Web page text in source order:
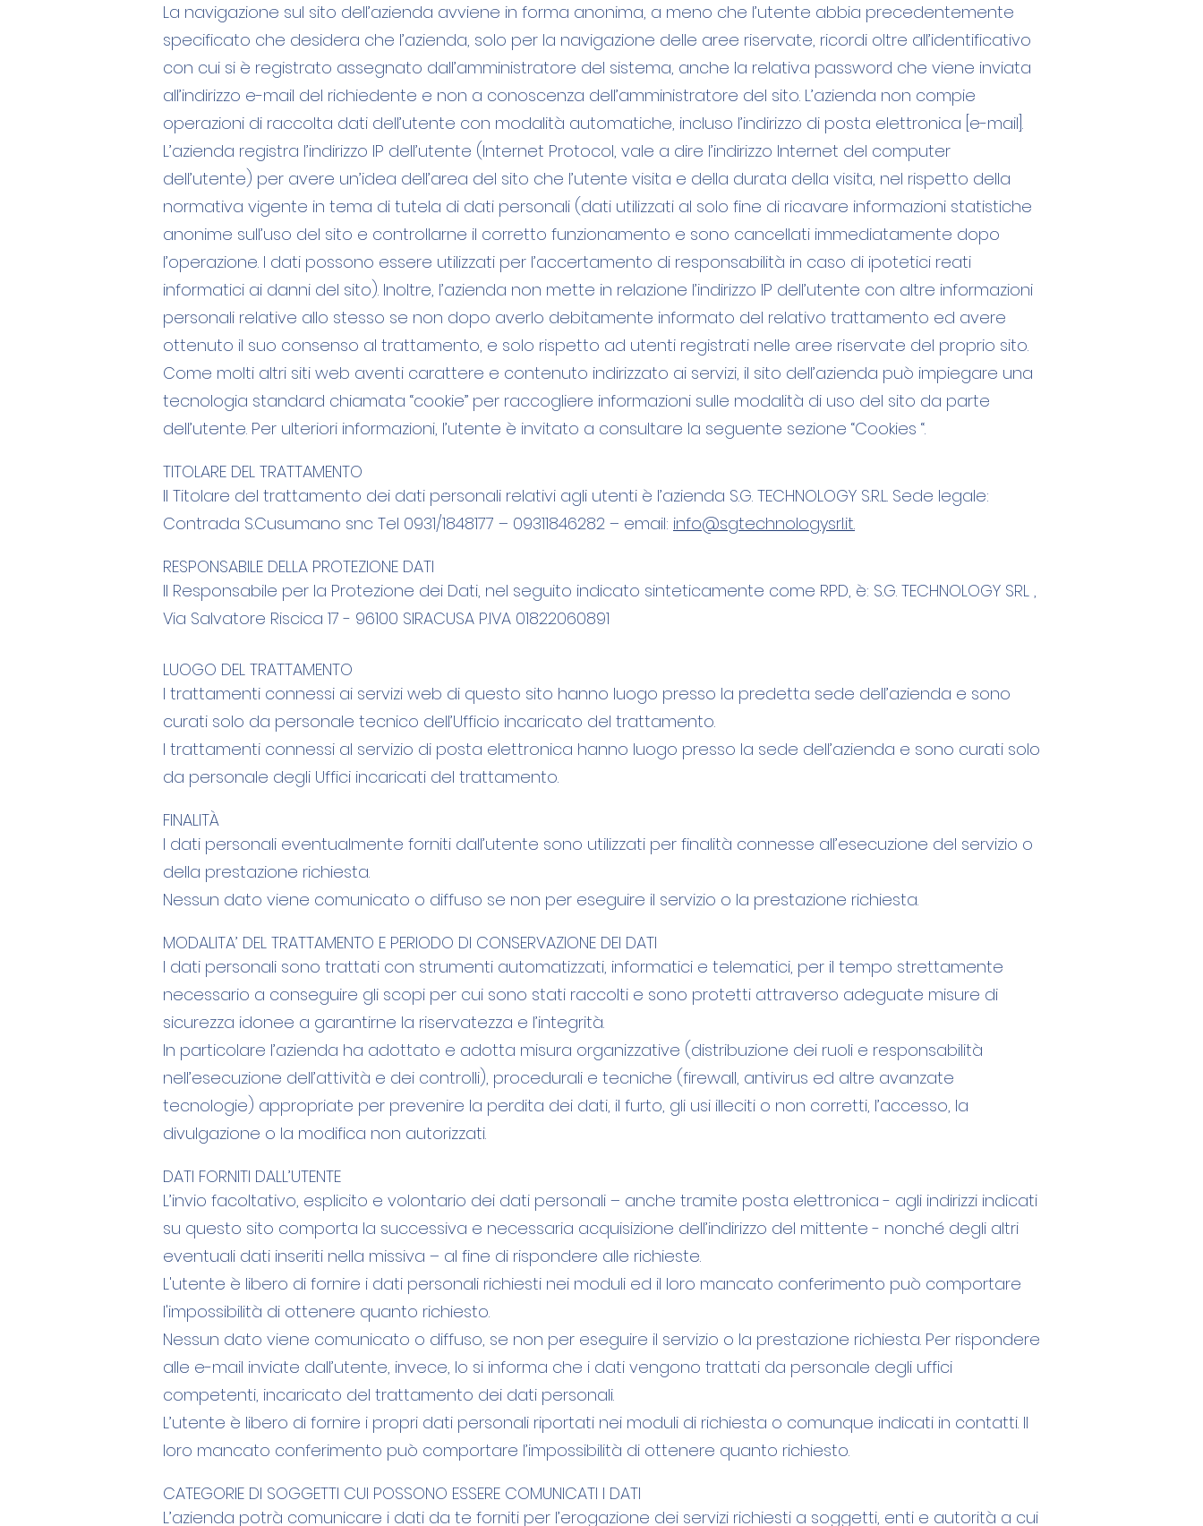
La navigazione sul sito dell’azienda avviene in forma anonima, a meno che l’utente abbia precedentemente
specificato che desidera che l’azienda, solo per la navigazione delle aree riservate, ricordi oltre all’identificativo
con cui si è registrato assegnato dall’amministratore del sistema, anche la relativa password che viene inviata
all’indirizzo e-mail del richiedente e non a conoscenza dell’amministratore del sito. L’azienda non compie
operazioni di raccolta dati dell’utente con modalità automatiche, incluso l’indirizzo di posta elettronica [e-mail].
L’azienda registra l’indirizzo IP dell’utente (Internet Protocol, vale a dire l’indirizzo Internet del computer
dell’utente) per avere un’idea dell’area del sito che l’utente visita e della durata della visita, nel rispetto della
normativa vigente in tema di tutela di dati personali (dati utilizzati al solo fine di ricavare informazioni statistiche
anonime sull’uso del sito e controllarne il corretto funzionamento e sono cancellati immediatamente dopo
l’operazione. I dati possono essere utilizzati per l’accertamento di responsabilità in caso di ipotetici reati
informatici ai danni del sito). Inoltre, l’azienda non mette in relazione l’indirizzo IP dell’utente con altre informazioni
personali relative allo stesso se non dopo averlo debitamente informato del relativo trattamento ed avere
ottenuto il suo consenso al trattamento, e solo rispetto ad utenti registrati nelle aree riservate del proprio sito.
Come molti altri siti web aventi carattere e contenuto indirizzato ai servizi, il sito dell’azienda può impiegare una
tecnologia standard chiamata “cookie” per raccogliere informazioni sulle modalità di uso del sito da parte
dell’utente. Per ulteriori informazioni, l’utente è invitato a consultare la seguente sezione “Cookies “.
TITOLARE DEL TRATTAMENTO
Il Titolare del trattamento dei dati personali relativi agli utenti è l’azienda S.G. TECHNOLOGY S.R.L. Sede legale:
Contrada S.Cusumano snc Tel 0931/1848177 – 09311846282 – email: info@sgtechnologysrl.it.
RESPONSABILE DELLA PROTEZIONE DATI
Il Responsabile per la Protezione dei Dati, nel seguito indicato sinteticamente come RPD, è: S.G. TECHNOLOGY SRL ,
Via Salvatore Riscica 17 - 96100 SIRACUSA P.IVA 01822060891
LUOGO DEL TRATTAMENTO
I trattamenti connessi ai servizi web di questo sito hanno luogo presso la predetta sede dell’azienda e sono
curati solo da personale tecnico dell’Ufficio incaricato del trattamento.
I trattamenti connessi al servizio di posta elettronica hanno luogo presso la sede dell’azienda e sono curati solo
da personale degli Uffici incaricati del trattamento.
FINALITÀ
I dati personali eventualmente forniti dall’utente sono utilizzati per finalità connesse all’esecuzione del servizio o
della prestazione richiesta.
Nessun dato viene comunicato o diffuso se non per eseguire il servizio o la prestazione richiesta.
MODALITA’ DEL TRATTAMENTO E PERIODO DI CONSERVAZIONE DEI DATI
I dati personali sono trattati con strumenti automatizzati, informatici e telematici, per il tempo strettamente
necessario a conseguire gli scopi per cui sono stati raccolti e sono protetti attraverso adeguate misure di
sicurezza idonee a garantirne la riservatezza e l’integrità.
In particolare l’azienda ha adottato e adotta misura organizzative (distribuzione dei ruoli e responsabilità
nell’esecuzione dell’attività e dei controlli), procedurali e tecniche (firewall, antivirus ed altre avanzate
tecnologie) appropriate per prevenire la perdita dei dati, il furto, gli usi illeciti o non corretti, l’accesso, la
divulgazione o la modifica non autorizzati.
DATI FORNITI DALL’UTENTE
L’invio facoltativo, esplicito e volontario dei dati personali – anche tramite posta elettronica - agli indirizzi indicati
su questo sito comporta la successiva e necessaria acquisizione dell’indirizzo del mittente - nonché degli altri
eventuali dati inseriti nella missiva – al fine di rispondere alle richieste.
L'utente è libero di fornire i dati personali richiesti nei moduli ed il loro mancato conferimento può comportare
l'impossibilità di ottenere quanto richiesto.
Nessun dato viene comunicato o diffuso, se non per eseguire il servizio o la prestazione richiesta. Per rispondere
alle e-mail inviate dall’utente, invece, lo si informa che i dati vengono trattati da personale degli uffici
competenti, incaricato del trattamento dei dati personali.
L’utente è libero di fornire i propri dati personali riportati nei moduli di richiesta o comunque indicati in contatti. Il
loro mancato conferimento può comportare l’impossibilità di ottenere quanto richiesto.
CATEGORIE DI SOGGETTI CUI POSSONO ESSERE COMUNICATI I DATI
L’azienda potrà comunicare i dati da te forniti per l’erogazione dei servizi richiesti a soggetti, enti e autorità a cui